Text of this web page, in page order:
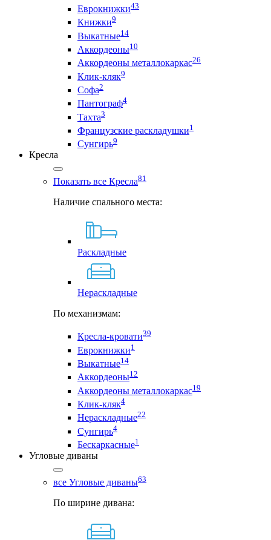
Еврокнижки43
Книжки9
Выкатные14
Аккордеоны10
Аккордеоны металлокаркас26
Клик-кляк9
Софа2
Пантограф4
Тахта3
Французские раскладушки1
Сунгирь9
Кресла
Показать все Кресла81
Наличие спального места:
Раскладные
Нераскладные
По механизмам:
Кресла-кровати39
Еврокнижки1
Выкатные14
Аккордеоны12
Аккордеоны металлокаркас19
Клик-кляк4
Нераскладные22
Сунгирь4
Бескаркасные1
Угловые диваны
все Угловые диваны63
По ширине дивана: